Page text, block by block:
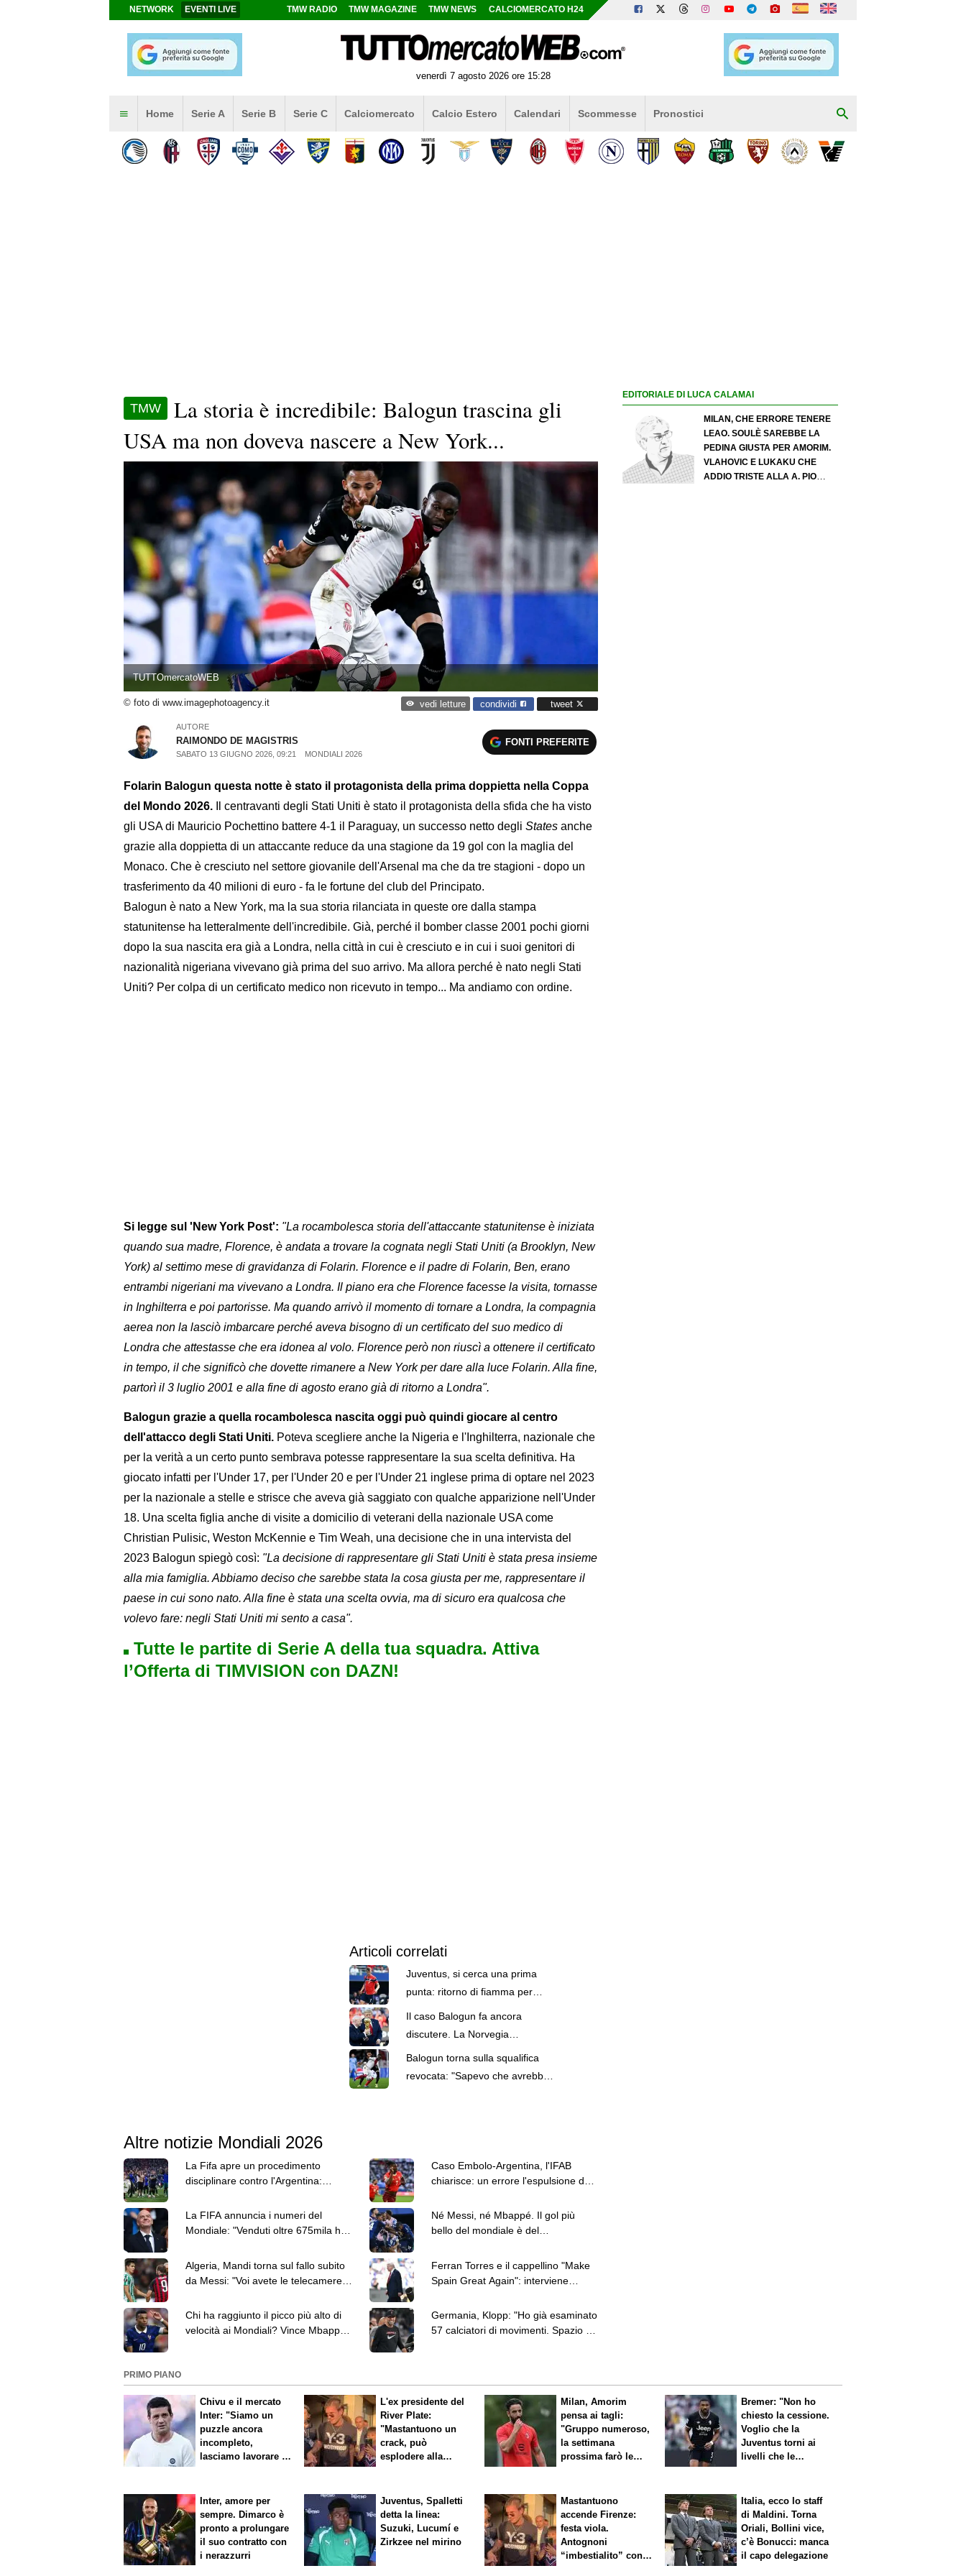
NETWORK EVENTI LIVE TMW RADIO TMW MAGAZINE TMW NEWS CALCIOMERCATO H24
venerdì 7 agosto 2026 ore 15:28
Home Serie A Serie B Serie C Calciomercato Calcio Estero Calendari Scommesse Pronostici
TMW
La storia è incredibile: Balogun trascina gli
USA ma non doveva nascere a New York...
TUTTOmercatoWEB
© foto di www.imagephotoagency.it vedi letture condividi tweet
AUTORE
RAIMONDO DE MAGISTRIS
SABATO 13 GIUGNO 2026, 09:21 MONDIALI 2026
FONTI PREFERITE
Folarin Balogun questa notte è stato il protagonista della prima doppietta nella Coppa
del Mondo 2026. Il centravanti degli Stati Uniti è stato il protagonista della sfida che ha visto
gli USA di Mauricio Pochettino battere 4-1 il Paraguay, un successo netto degli States anche
grazie alla doppietta di un attaccante reduce da una stagione da 19 gol con la maglia del
Monaco. Che è cresciuto nel settore giovanile dell'Arsenal ma che da tre stagioni - dopo un
trasferimento da 40 milioni di euro - fa le fortune del club del Principato.
Balogun è nato a New York, ma la sua storia rilanciata in queste ore dalla stampa
statunitense ha letteralmente dell'incredibile. Già, perché il bomber classe 2001 pochi giorni
dopo la sua nascita era già a Londra, nella città in cui è cresciuto e in cui i suoi genitori di
nazionalità nigeriana vivevano già prima del suo arrivo. Ma allora perché è nato negli Stati
Uniti? Per colpa di un certificato medico non ricevuto in tempo... Ma andiamo con ordine.
Si legge sul 'New York Post': "La rocambolesca storia dell'attaccante statunitense è iniziata
quando sua madre, Florence, è andata a trovare la cognata negli Stati Uniti (a Brooklyn, New
York) al settimo mese di gravidanza di Folarin. Florence e il padre di Folarin, Ben, erano
entrambi nigeriani ma vivevano a Londra. Il piano era che Florence facesse la visita, tornasse
in Inghilterra e poi partorisse. Ma quando arrivò il momento di tornare a Londra, la compagnia
aerea non la lasciò imbarcare perché aveva bisogno di un certificato del suo medico di
Londra che attestasse che era idonea al volo. Florence però non riuscì a ottenere il certificato
in tempo, il che significò che dovette rimanere a New York per dare alla luce Folarin. Alla fine,
partorì il 3 luglio 2001 e alla fine di agosto erano già di ritorno a Londra".
Balogun grazie a quella rocambolesca nascita oggi può quindi giocare al centro
dell'attacco degli Stati Uniti. Poteva scegliere anche la Nigeria e l'Inghilterra, nazionale che
per la verità a un certo punto sembrava potesse rappresentare la sua scelta definitiva. Ha
giocato infatti per l'Under 17, per l'Under 20 e per l'Under 21 inglese prima di optare nel 2023
per la nazionale a stelle e strisce che aveva già saggiato con qualche apparizione nell'Under
18. Una scelta figlia anche di visite a domicilio di veterani della nazionale USA come
Christian Pulisic, Weston McKennie e Tim Weah, una decisione che in una intervista del
2023 Balogun spiegò così: "La decisione di rappresentare gli Stati Uniti è stata presa insieme
alla mia famiglia. Abbiamo deciso che sarebbe stata la cosa giusta per me, rappresentare il
paese in cui sono nato. Alla fine è stata una scelta ovvia, ma di sicuro era qualcosa che
volevo fare: negli Stati Uniti mi sento a casa".
Tutte le partite di Serie A della tua squadra. Attiva
l’Offerta di TIMVISION con DAZN!
Articoli correlati
Juventus, si cerca una prima
punta: ritorno di fiamma per
Il caso Balogun fa ancora
discutere. La Norvegia
presenterà ricorso formale alla
Balogun torna sulla squalifica
revocata: "Sapevo che avrebbe
Altre notizie Mondiali 2026
La Fifa apre un procedimento
disciplinare contro l'Argentina:
Caso Embolo-Argentina, l'IFAB
chiarisce: un errore l'espulsione del
La FIFA annuncia i numeri del
Mondiale: "Venduti oltre 675mila hot
Né Messi, né Mbappé. Il gol più
bello del mondiale è del
Algeria, Mandi torna sul fallo subito
da Messi: "Voi avete le telecamere,
Ferran Torres e il cappellino "Make
Spain Great Again": interviene
Chi ha raggiunto il picco più alto di
velocità ai Mondiali? Vince Mbappé
Germania, Klopp: "Ho già esaminato
57 calciatori di movimenti. Spazio ai
EDITORIALE DI LUCA CALAMAI
MILAN, CHE ERRORE TENERE
LEAO. SOULÈ SAREBBE LA
PEDINA GIUSTA PER AMORIM.
VLAHOVIC E LUKAKU CHE
ADDIO TRISTE ALLA A. PIO
PRIMO PIANO
Chivu e il mercato
Inter: "Siamo un
puzzle ancora
incompleto,
lasciamo lavorare i
L'ex presidente del
River Plate:
"Mastantuono un
crack, può
esplodere alla
Milan, Amorim
pensa ai tagli:
"Gruppo numeroso,
la settimana
prossima farò le
Bremer: "Non ho
chiesto la cessione.
Voglio che la
Juventus torni ai
livelli che le
Inter, amore per
sempre. Dimarco è
pronto a prolungare
il suo contratto con
i nerazzurri
Juventus, Spalletti
detta la linea:
Suzuki, Lucumí e
Zirkzee nel mirino
Mastantuono
accende Firenze:
festa viola.
Antognoni
“imbestialito” con
Italia, ecco lo staff
di Maldini. Torna
Oriali, Bollini vice,
c’è Bonucci: manca
il capo delegazione